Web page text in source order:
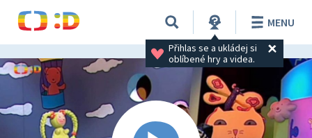
Přihlas se a ukládej si
oblíbené hry a videa.
MENU